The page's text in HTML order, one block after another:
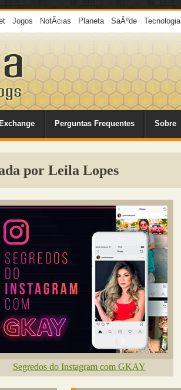
Jogos NotÃ­cias Planeta SaÃºde Tecnologia
Perguntas Frequentes Sobre
por Leila Lopes
Segredos do Instagram com GKAY